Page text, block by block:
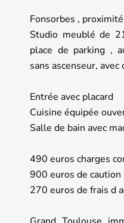
Fonsorbes ,
Studio meublé de
place de parking ,
sans ascenseur, avec
Entrée avec placard
Cuisine équipée
Salle de bain avec
490 euros charges
900 euros de caution
270 euros de frais d